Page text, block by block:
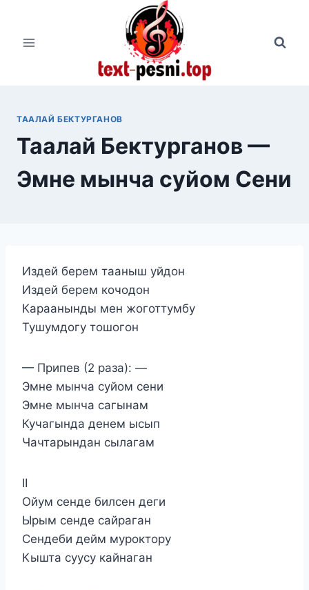
содержимому
ТААЛАЙ БЕКТУРГАНОВ
Таалай Бектурганов —
Эмне мынча суйом Сени
Издей берем тааныш уйдон
Издей берем кочодон
Караанынды мен жоготтумбу
Тушумдогу тошогон
— Припев (2 раза): —
Эмне мынча суйом сени
Эмне мынча сагынам
Кучагында денем ысып
Чачтарындан сылагам
II
Ойум сенде билсен деги
Ырым сенде сайраган
Сендеби дейм муроктору
Кышта суусу кайнаган